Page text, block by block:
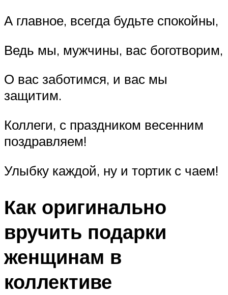
А главное, всегда будьте спокойны,
Ведь мы, мужчины, вас боготворим,
О вас заботимся, и вас мы
защитим.
Коллеги, с праздником весенним
поздравляем!
Улыбку каждой, ну и тортик с чаем!
Как оригинально
вручить подарки
женщинам в
коллективе